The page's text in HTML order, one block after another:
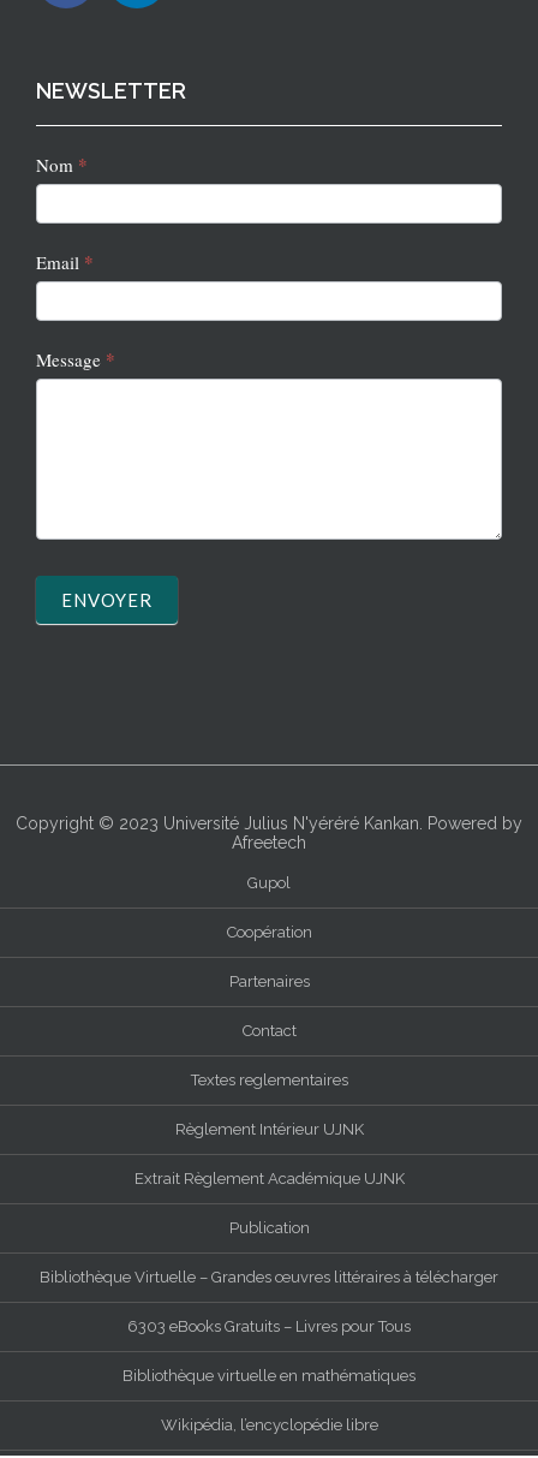
NEWSLETTER
Newsletter
2
Nom *
Email *
Message *
ENVOYER
Gupol
Coopération
Partenaires
Contact
Textes reglementaires
Règlement Intérieur UJNK
Extrait Règlement Académique UJNK
Publication
Bibliothèque Virtuelle – Grandes œuvres littéraires à télécharger
6303 eBooks Gratuits – Livres pour Tous
Bibliothèque virtuelle en mathématiques
Wikipédia, l’encyclopédie libre
Copyright © 2023 Université Julius N'yéréré Kankan. Powered by
Afreetech